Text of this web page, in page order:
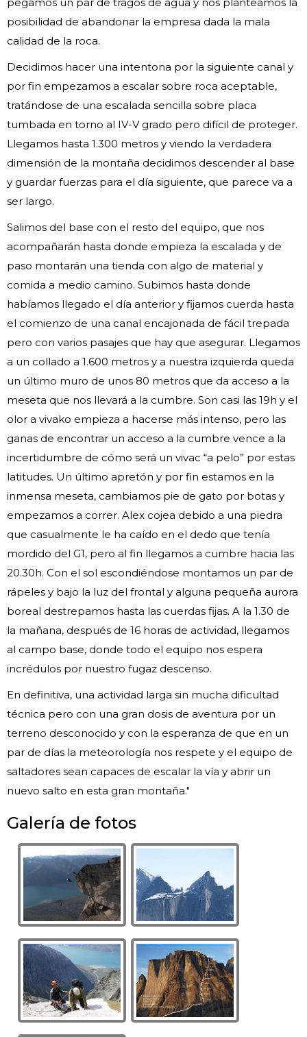
posibilidad de abandonar la empresa dada la mala
calidad de la roca.
Decidimos hacer una intentona por la siguiente canal y
por fin empezamos a escalar sobre roca aceptable,
tratándose de una escalada sencilla sobre placa
tumbada en torno al IV-V grado pero difícil de proteger.
Llegamos hasta 1.300 metros y viendo la verdadera
dimensión de la montaña decidimos descender al base
y guardar fuerzas para el día siguiente, que parece va a
ser largo.
Salimos del base con el resto del equipo, que nos
acompañarán hasta donde empieza la escalada y de
paso montarán una tienda con algo de material y
comida a medio camino. Subimos hasta donde
habíamos llegado el día anterior y fijamos cuerda hasta
el comienzo de una canal encajonada de fácil trepada
pero con varios pasajes que hay que asegurar. Llegamos
a un collado a 1.600 metros y a nuestra izquierda queda
un último muro de unos 80 metros que da acceso a la
meseta que nos llevará a la cumbre. Son casi las 19h y el
olor a vivako empieza a hacerse más intenso, pero las
ganas de encontrar un acceso a la cumbre vence a la
incertidumbre de cómo será un vivac “a pelo” por estas
latitudes. Un último apretón y por fin estamos en la
inmensa meseta, cambiamos pie de gato por botas y
empezamos a correr. Alex cojea debido a una piedra
que casualmente le ha caído en el dedo que tenía
mordido del G1, pero al fin llegamos a cumbre hacia las
20.30h. Con el sol escondiéndose montamos un par de
rápeles y bajo la luz del frontal y alguna pequeña aurora
boreal destrepamos hasta las cuerdas fijas. A la 1.30 de
la mañana, después de 16 horas de actividad, llegamos
al campo base, donde todo el equipo nos espera
incrédulos por nuestro fugaz descenso.
En definitiva, una actividad larga sin mucha dificultad
técnica pero con una gran dosis de aventura por un
terreno desconocido y con la esperanza de que en un
par de días la meteorología nos respete y el equipo de
saltadores sean capaces de escalar la vía y abrir un
nuevo salto en esta gran montaña."
Galería de fotos